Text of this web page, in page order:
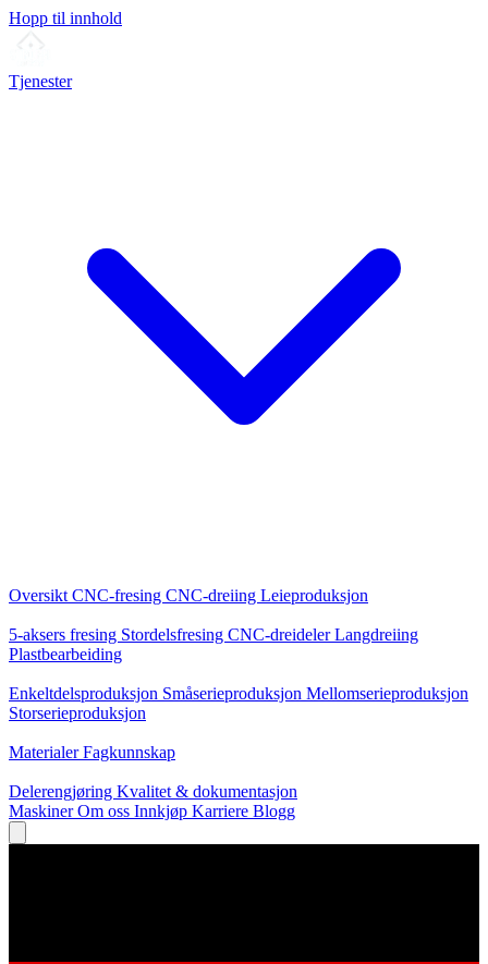
Hopp til innhold
Tjenester
Oversikt CNC-fresing CNC-dreiing Leieproduksjon
5-aksers fresing Stordelsfresing CNC-dreidelerLangdreiing
Plastbearbeiding
Enkeltdelsproduksjon Småserieproduksjon Mellomserieproduksjon
Storserieproduksjon
MaterialerFagkunnskap
Delerengjøring Kvalitet & dokumentasjon
MaskinerOm oss Innkjøp Karriere Blogg